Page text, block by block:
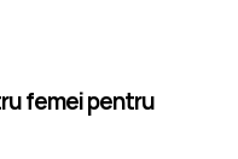
femei pentru